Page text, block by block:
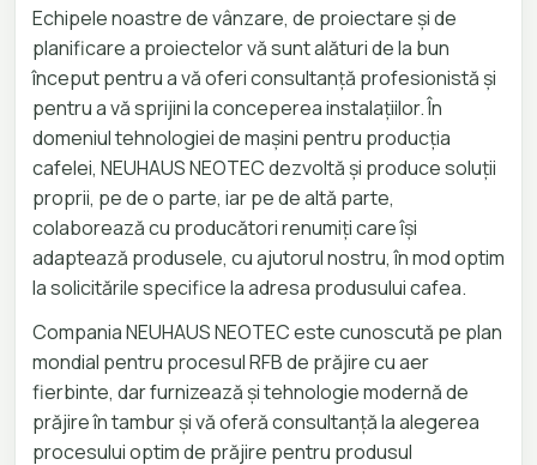
Echipele noastre de vânzare, de proiectare și de
planificare a proiectelor vă sunt alături de la bun
început pentru a vă oferi consultanță profesionistă și
pentru a vă sprijini la conceperea instalațiilor. În
domeniul tehnologiei de mașini pentru producția
cafelei, NEUHAUS NEOTEC dezvoltă și produce soluții
proprii, pe de o parte, iar pe de altă parte,
colaborează cu producători renumiți care își
adaptează produsele, cu ajutorul nostru, în mod optim
la solicitările specifice la adresa produsului cafea.
Compania NEUHAUS NEOTEC este cunoscută pe plan
mondial pentru procesul RFB de prăjire cu aer
fierbinte, dar furnizează și tehnologie modernă de
prăjire în tambur și vă oferă consultanță la alegerea
procesului optim de prăjire pentru produsul